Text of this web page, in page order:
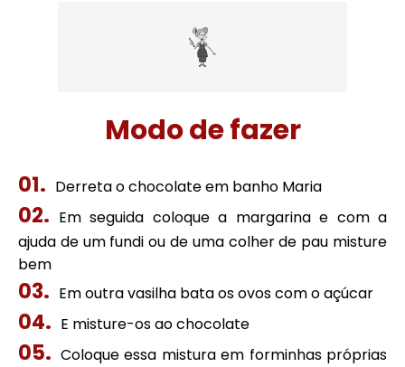
Modo de fazer
Derreta o chocolate em banho Maria
Em seguida coloque a margarina e com a
ajuda de um fundi ou de uma colher de pau misture
bem
Em outra vasilha bata os ovos com o açúcar
E misture-os ao chocolate
Coloque essa mistura em forminhas próprias